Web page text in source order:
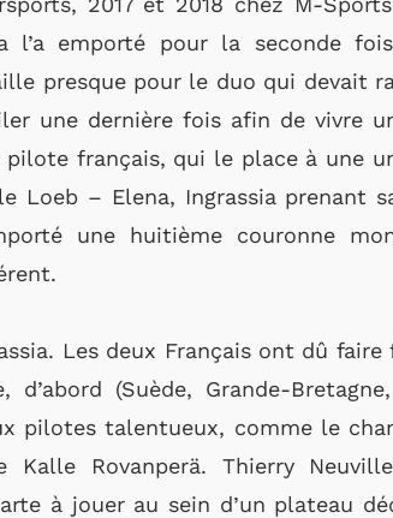
l’a emporté pour la seconde
presque pour le duo qui devait
une dernière fois afin de vivre
pilote français, qui le place à une
Loeb – Elena, Ingrassia prenant
une huitième couronne
Les deux Français ont dû faire
(Suède, Grande-
pilotes talentueux, comme le
Rovanperä. Thierry
à jouer au sein d’un plateau